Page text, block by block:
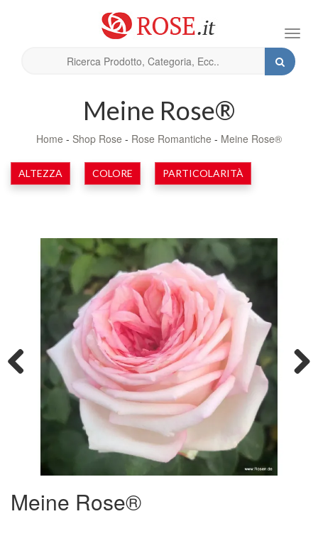
Meine Rose®
Home - Shop Rose - Rose Romantiche - Meine Rose®
ALTEZZA COLORE PARTICOLARITÀ
Previous
Meine Rose®